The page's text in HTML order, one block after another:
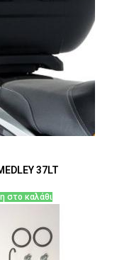
37LT
στο καλάθι